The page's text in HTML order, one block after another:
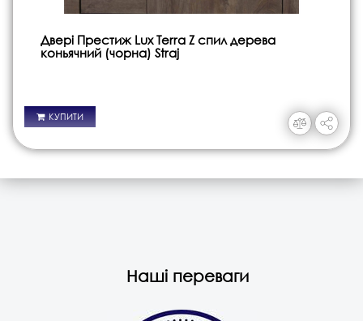
Двері Престиж Lux Terra Z спил дерева
коньячний (чорна) Straj
КУПИТИ
Наші переваги